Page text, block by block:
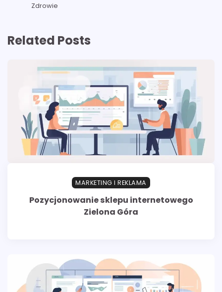
Zdrowie
Related Posts
MARKETING I REKLAMA
Pozycjonowanie sklepu internetowego
Zielona Góra